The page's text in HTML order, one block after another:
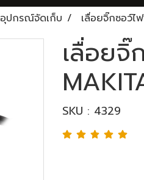
อุปกรณ์จัดเก็บ เลื่อยจิ๊กซอว์ไ
เลื่อยจิ๊
SKU : 4329